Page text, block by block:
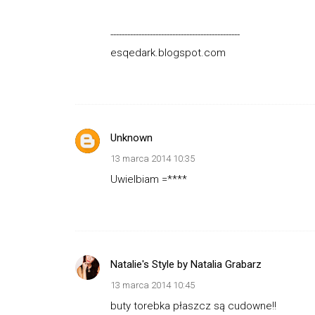
----------------------------------------------
esqedark.blogspot.com
Unknown
13 marca 2014 10:35
Uwielbiam =****
Natalie's Style by Natalia Grabarz
13 marca 2014 10:45
buty torebka płaszcz są cudowne!!